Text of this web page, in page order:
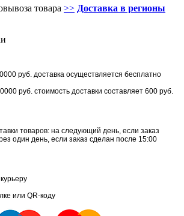
товара >> Доставка в регионы
руб. доставка осуществляется бесплатно
руб. стоимость доставки составляет 600 руб.
товаров: на следующий день, если заказ
один день, если заказ сделан после 15:00
или QR-коду